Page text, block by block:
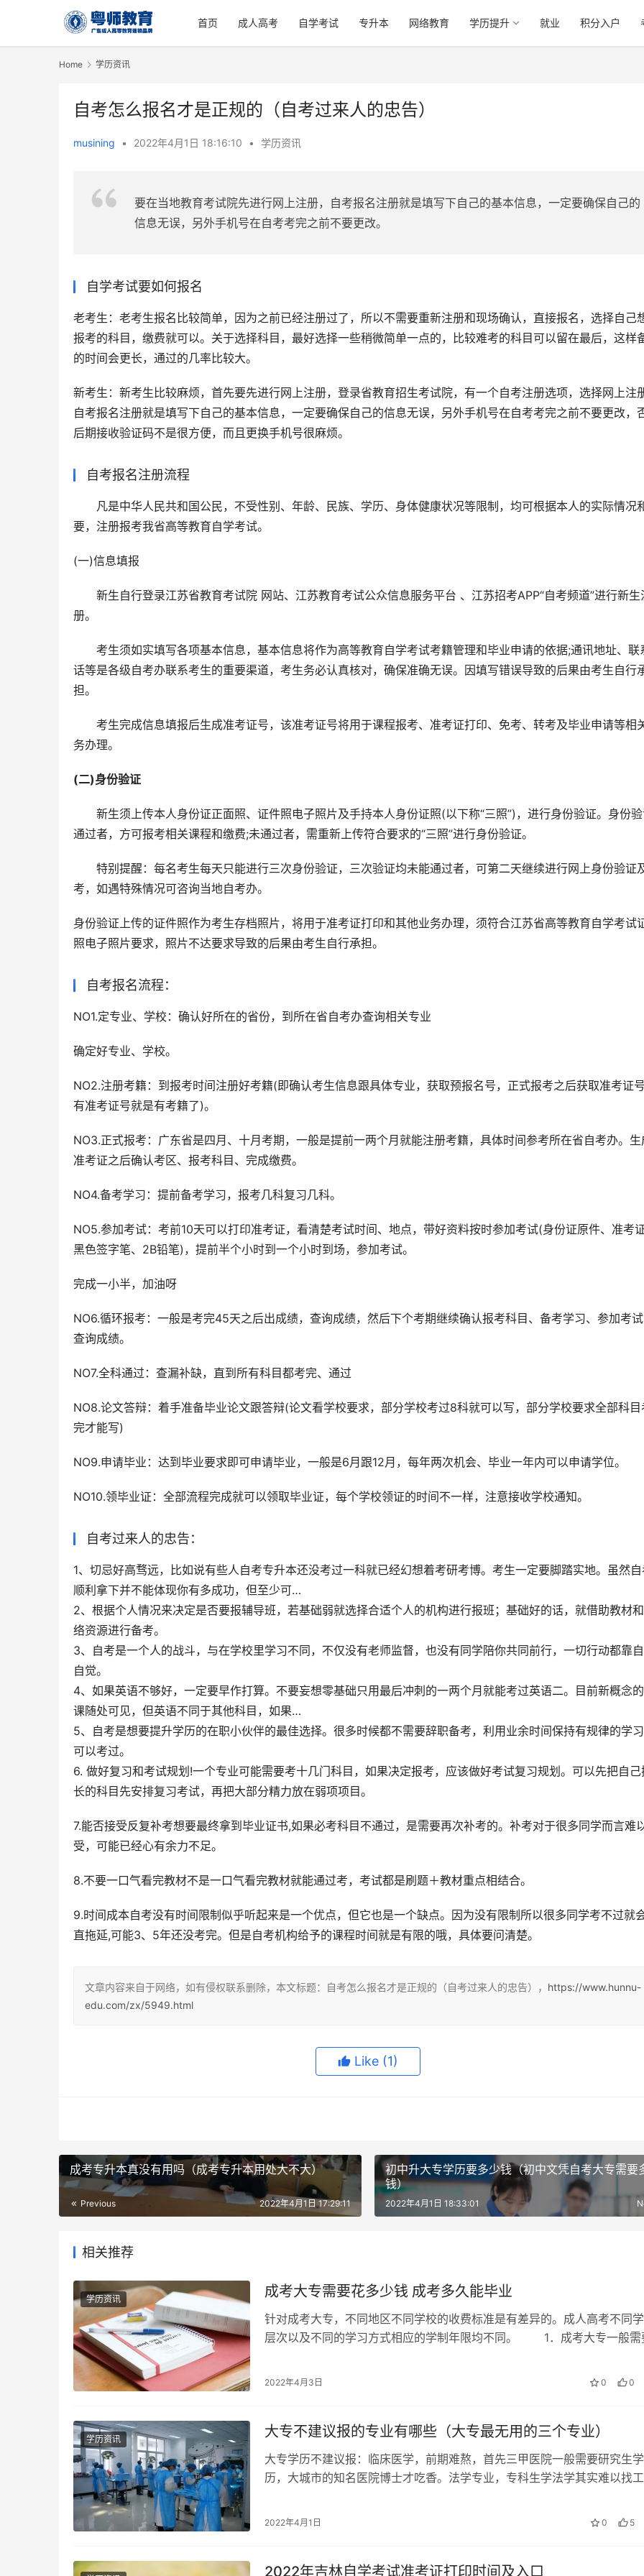
首页 成人高考 自学考试 专升本 网络教育 学历提升 就业 积分入户
Home 学历资讯
自考怎么报名才是正规的（自考过来人的忠告）
musining • 2022年4月1日 18:16:10 • 学历资讯
要在当地教育考试院先进行网上注册，自考报名注册就是填写下自己的基本信息，一定要确保自己的
信息无误，另外手机号在自考考完之前不要更改。
自学考试要如何报名
老考生：老考生报名比较简单，因为之前已经注册过了，所以不需要重新注册和现场确认，直接报名，选择自己
报考的科目，缴费就可以。关于选择科目，最好选择一些稍微简单一点的，比较难考的科目可以留在最后，这样
的时间会更长，通过的几率比较大。
新考生：新考生比较麻烦，首先要先进行网上注册，登录省教育招生考试院，有一个自考注册选项，选择网上注册
自考报名注册就是填写下自己的基本信息，一定要确保自己的信息无误，另外手机号在自考考完之前不要更改，
后期接收验证码不是很方便，而且更换手机号很麻烦。
自考报名注册流程
凡是中华人民共和国公民，不受性别、年龄、民族、学历、身体健康状况等限制，均可根据本人的实际情况
要，注册报考我省高等教育自学考试。
(一)信息填报
新生自行登录江苏省教育考试院 网站、江苏教育考试公众信息服务平台 、江苏招考APP“自考频道”进行新生
册。
考生须如实填写各项基本信息，基本信息将作为高等教育自学考试考籍管理和毕业申请的依据;通讯地址、联
话等是各级自考办联系考生的重要渠道，考生务必认真核对，确保准确无误。因填写错误导致的后果由考生自行
担。
考生完成信息填报后生成准考证号，该准考证号将用于课程报考、准考证打印、免考、转考及毕业申请等相
务办理。
(二)身份验证
新生须上传本人身份证正面照、证件照电子照片及手持本人身份证照(以下称“三照”)，进行身份验证。身份
通过者，方可报考相关课程和缴费;未通过者，需重新上传符合要求的“三照”进行身份验证。
特别提醒：每名考生每天只能进行三次身份验证，三次验证均未能通过者，可第二天继续进行网上身份验证
考，如遇特殊情况可咨询当地自考办。
身份验证上传的证件照作为考生存档照片，将用于准考证打印和其他业务办理，须符合江苏省高等教育自学考试
照电子照片要求，照片不达要求导致的后果由考生自行承担。
自考报名流程：
NO1.定专业、学校：确认好所在的省份，到所在省自考办查询相关专业
确定好专业、学校。
NO2.注册考籍：到报考时间注册好考籍(即确认考生信息跟具体专业，获取预报名号，正式报考之后获取准考证号
有准考证号就是有考籍了)。
NO3.正式报考：广东省是四月、十月考期，一般是提前一两个月就能注册考籍，具体时间参考所在省自考办。生
准考证之后确认考区、报考科目、完成缴费。
NO4.备考学习：提前备考学习，报考几科复习几科。
NO5.参加考试：考前10天可以打印准考证，看清楚考试时间、地点，带好资料按时参加考试(身份证原件、准考证
黑色签字笔、2B铅笔)，提前半个小时到一个小时到场，参加考试。
完成一小半，加油呀
NO6.循环报考：一般是考完45天之后出成绩，查询成绩，然后下个考期继续确认报考科目、备考学习、参加考试
查询成绩。
NO7.全科通过：查漏补缺，直到所有科目都考完、通过
NO8.论文答辩：着手准备毕业论文跟答辩(论文看学校要求，部分学校考过8科就可以写，部分学校要求全部科目
完才能写)
NO9.申请毕业：达到毕业要求即可申请毕业，一般是6月跟12月，每年两次机会、毕业一年内可以申请学位。
NO10.领毕业证：全部流程完成就可以领取毕业证，每个学校领证的时间不一样，注意接收学校通知。
自考过来人的忠告：
1、切忌好高骛远，比如说有些人自考专升本还没考过一科就已经幻想着考研考博。考生一定要脚踏实地。虽然自
顺利拿下并不能体现你有多成功，但至少可…
2、根据个人情况来决定是否要报辅导班，若基础弱就选择合适个人的机构进行报班；基础好的话，就借助教材
络资源进行备考。
3、自考是一个人的战斗，与在学校里学习不同，不仅没有老师监督，也没有同学陪你共同前行，一切行动都靠
自觉。
4、如果英语不够好，一定要早作打算。不要妄想零基础只用最后冲刺的一两个月就能考过英语二。目前新概念
课随处可见，但英语不同于其他科目，如果…
5、自考是想要提升学历的在职小伙伴的最佳选择。很多时候都不需要辞职备考，利用业余时间保持有规律的学
可以考过。
6. 做好复习和考试规划!一个专业可能需要考十几门科目，如果决定报考，应该做好考试复习规划。可以先把自己
长的科目先安排复习考试，再把大部分精力放在弱项项目。
7.能否接受反复补考想要最终拿到毕业证书,如果必考科目不通过，是需要再次补考的。补考对于很多同学而言难
受，可能已经心有余力不足。
8.不要一口气看完教材不是一口气看完教材就能通过考，考试都是刷题＋教材重点相结合。
9.时间成本自考没有时间限制似乎听起来是一个优点，但它也是一个缺点。因为没有限制所以很多同学考不过就
直拖延,可能3、5年还没考完。但是自考机构给予的课程时间就是有限的哦，具体要问清楚。
文章内容来自于网络，如有侵权联系删除，本文标题：自考怎么报名才是正规的（自考过来人的忠告）， https://www.hunnu-
edu.com/zx/5949.html
Like (1)
成考专升本真没有用吗（成考专升本用处大不大）
Previous 2022年4月1日 17:29:11
初中升大专学历要多少钱（初中文凭自考大专需要
钱）
2022年4月1日 18:33:01
相关推荐
学历资讯 成考大专需要花多少钱 成考多久能毕业
针对成考大专，不同地区不同学校的收费标准是有差异的。成人高考不同
层次以及不同的学习方式相应的学制年限均不同。 1．成考大专一般需
2022年4月3日 0 0
学历资讯 大专不建议报的专业有哪些（大专最无用的三个专业）
大专学历不建议报：临床医学，前期难熬，首先三甲医院一般需要研究生学
历，大城市的知名医院博士才吃香。法学专业，专科生学法学其实难以找工
2022年4月1日 0 5
2022年吉林自学考试准考证打印时间及入口